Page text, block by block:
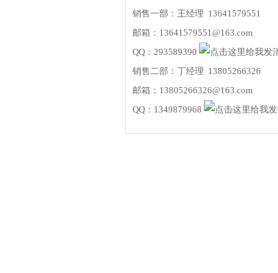
销售一部：王经理 13641579551
邮箱：13641579551@163.com
QQ：293589390
销售二部：丁经理 13805266326
邮箱：13805266326@163.com
QQ：1349879968